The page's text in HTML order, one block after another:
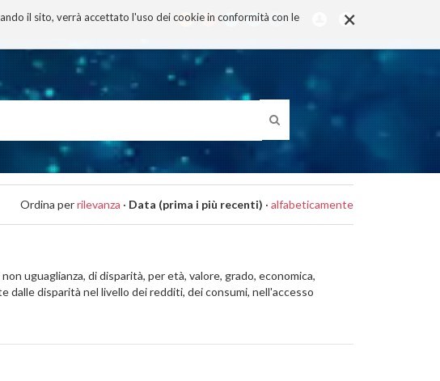
×
il sito, verrà accettato l'uso dei cookie in conformità con le
Ordina perrilevanza · Data (prima i più recenti) · alfabeticamente
uguaglianza, di disparità, per età, valore, grado, economica,
disparità nel livello dei redditi, dei consumi, nell'accesso